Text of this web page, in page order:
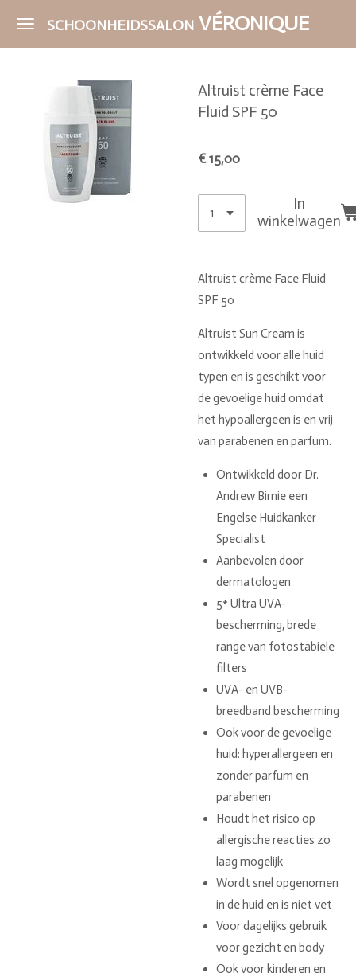
Ga
SCHOONHEIDSSALON VÉRONIQUE
Altruist crème Face
Fluid SPF 50
€ 15,00
In
winkelwagen
Altruist crème Face Fluid
SPF 50
Altruist Sun Cream is
ontwikkeld voor alle huid
typen en is geschikt voor
de gevoelige huid omdat
het hypoallergeen is en vrij
van parabenen en parfum.
Ontwikkeld door Dr.
Andrew Birnie een
Engelse Huidkanker
Specialist
Aanbevolen door
dermatologen
5* Ultra UVA-
bescherming, brede
range van fotostabiele
filters
UVA- en UVB-
breedband bescherming
Ook voor de gevoelige
huid: hyperallergeen en
zonder parfum en
parabenen
Houdt het risico op
allergische reacties zo
laag mogelijk
Wordt snel opgenomen
in de huid en is niet vet
Voor dagelijks gebruik
voor gezicht en body
Ook voor kinderen en